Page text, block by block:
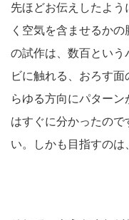
先ほどお伝えしたよ
く空気を含ませるか
の試作は、数百とい
ビに触れる、おろす
らゆる方向にパター
はすぐに分かったの
い。しかも目指すのは